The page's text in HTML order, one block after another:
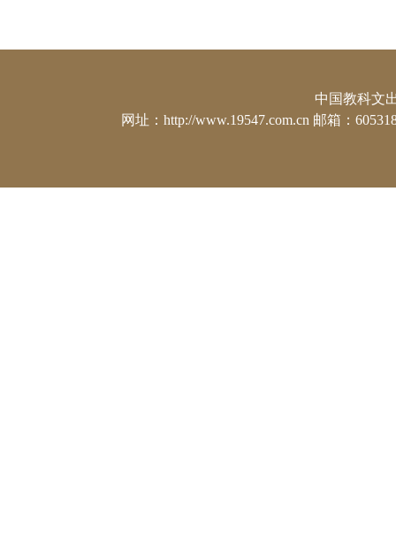
中国教科文
网址：http://www.19547.com.cn 邮箱：